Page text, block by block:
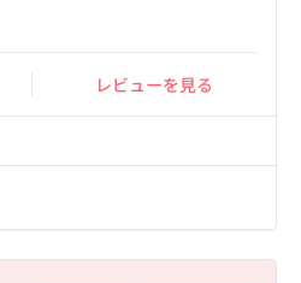
レビューを見る